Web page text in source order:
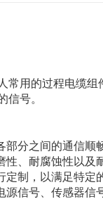
常用的过程电缆
信号。
部分之间的通信顺
性、耐腐蚀性以及
定制，以满足特定
源信号、传感器信